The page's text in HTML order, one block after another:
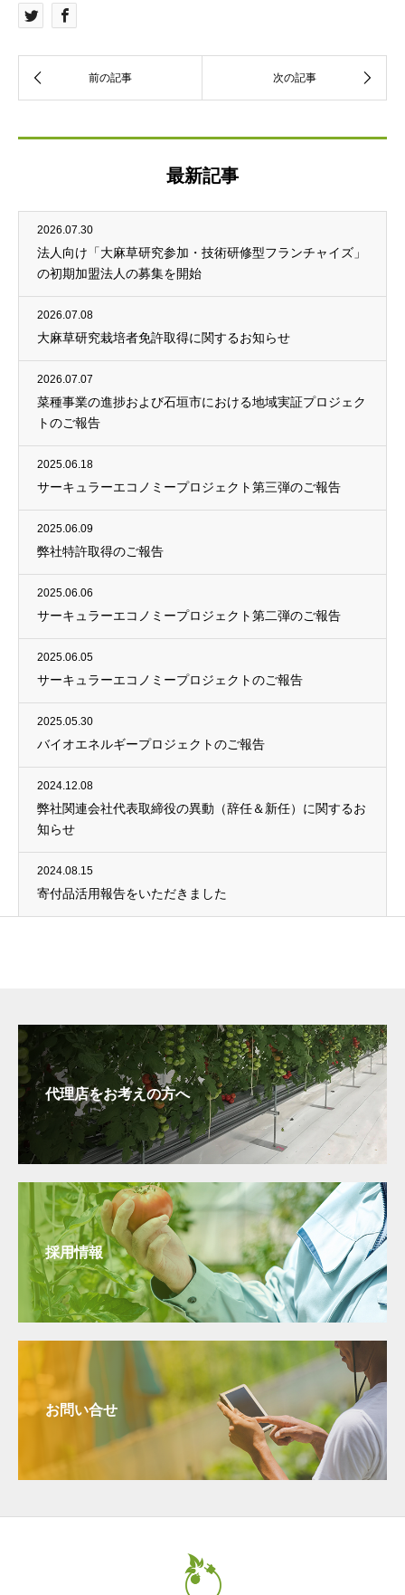
最新記事
2026.07.30
法人向け「大麻草研究参加・技術研修型フランチャイズ」
の初期加盟法人の募集を開始
2026.07.08
大麻草研究栽培者免許取得に関するお知らせ
2026.07.07
菜種事業の進捗および石垣市における地域実証プロジェク
トのご報告
2025.06.18
サーキュラーエコノミープロジェクト第三弾のご報告
2025.06.09
弊社特許取得のご報告
2025.06.06
サーキュラーエコノミープロジェクト第二弾のご報告
2025.06.05
サーキュラーエコノミープロジェクトのご報告
2025.05.30
バイオエネルギープロジェクトのご報告
2024.12.08
弊社関連会社代表取締役の異動（辞任＆新任）に関するお
知らせ
2024.08.15
寄付品活用報告をいただきました
代理店をお考えの方へ
採用情報
お問い合せ